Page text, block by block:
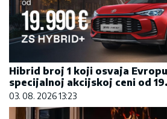
Hibrid broj 1 koji osvaja
specijalnoj akcijskoj ceni od
03. 08. 2026 13:23